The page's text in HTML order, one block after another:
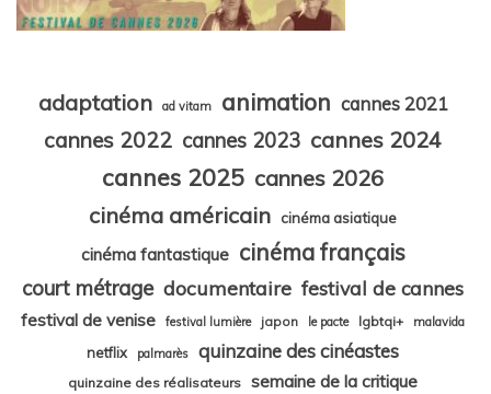
adaptation ad vitam animation cannes 2021
cannes 2022 cannes 2023 cannes 2024
cannes 2025 cannes 2026
cinéma américain
cinéma asiatique
cinéma fantastique cinéma français
court métrage documentaire festival de cannes
festival de venise festival lumière japon le pacte lgbtqi+ malavida
netflix palmarès quinzaine des cinéastes
quinzaine des réalisateurs semaine de la critique